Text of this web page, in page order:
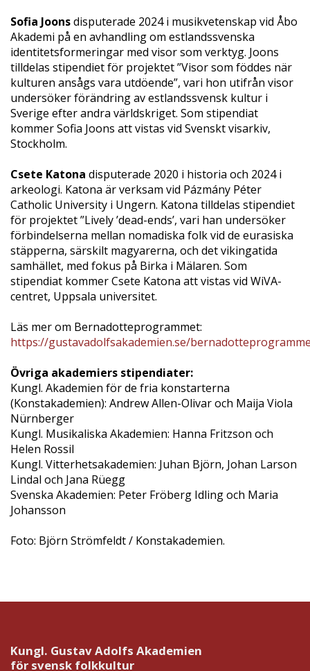
Sofia Joonsdisputerade 2024 i musikvetenskap vid Åbo
Akademi på en avhandling om estlandssvenska
identitetsformeringar med visor som verktyg. Joons
tilldelas stipendiet för projektet ”Visor som föddes när
kulturen ansågs vara utdöende”, vari hon utifrån visor
undersöker förändring av estlandssvensk kultur i
Sverige efter andra världskriget. Som stipendiat
kommer Sofia Joons att vistas vid Svenskt visarkiv,
Stockholm.
Csete Katona disputerade 2020 i historia och 2024 i
arkeologi. Katona är verksam vid Pázmány Péter
Catholic University i Ungern. Katona tilldelas stipendiet
för projektet ”Lively ’dead-ends’, vari han undersöker
förbindelserna mellan nomadiska folk vid de eurasiska
stäpperna, särskilt magyarerna, och det vikingatida
samhället, med fokus på Birka i Mälaren. Som
stipendiat kommer Csete Katona att vistas vid WiVA-
centret, Uppsala universitet.
Läs mer om Bernadotteprogrammet:
https://gustavadolfsakademien.se/
Övriga akademiers stipendiater:
Kungl. Akademien för de fria konstarterna
(Konstakademien): Andrew Allen-Olivar och Maija Viola
Nürnberger
Kungl. Musikaliska Akademien: Hanna Fritzson och
Helen Rossil
Kungl. Vitterhetsakademien: Juhan Björn, Johan Larson
Lindal och Jana Rüegg
Svenska Akademien: Peter Fröberg Idling och Maria
Johansson
Foto: Björn Strömfeldt / Konstakademien.
Kungl. Gustav Adolfs Akademien
för svensk folkkultur